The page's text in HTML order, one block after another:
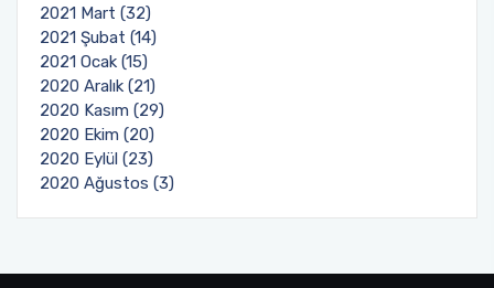
2021 Mart (32)
2021 Şubat (14)
2021 Ocak (15)
2020 Aralık (21)
2020 Kasım (29)
2020 Ekim (20)
2020 Eylül (23)
2020 Ağustos (3)